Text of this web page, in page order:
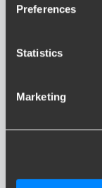
Preferences
Statistics
Marketing